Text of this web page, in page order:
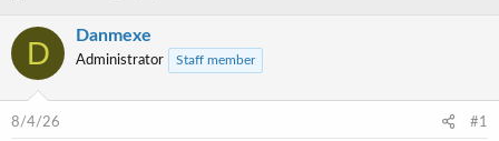
r
e
d
à
y
D Danmexe
Administrator Staff member
8/4/26 #1